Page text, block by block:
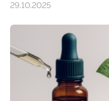
Forschende die bisher
Region Kachin in
ausgezeichnetem
Art einer neuen Gattung
nun den Namen
fossile Nachweis einer
stellt gleichzeitig den
29.10.2025